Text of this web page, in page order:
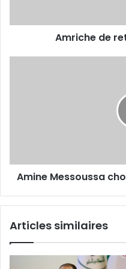
Amriche de
Amine Messoussa
Articles similaires